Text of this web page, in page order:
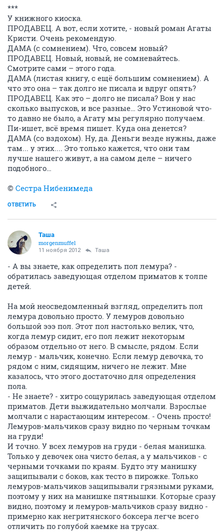
***
У книжного киоска.
ПРОДАВЕЦ. А вот, если хотите, - новый роман Агаты
Кристи. Очень рекомендую.
ДАМА (с сомнением). Что, совсем новый?
ПРОДАВЕЦ. Новый, новый, не сомневайтесь.
Смотрите сами – этого года.
ДАМА (листая книгу, с ещё большим сомнением). А
что это она – так долго не писала и вдруг опять?
ПРОДАВЕЦ. Как это – долго не писала? Вон у нас
сколько выпусков, и все разные… Это Устиновой что-
то давно не было, а Агату мы регулярно получаем.
Пи-ишет, всё время пишет. Куда она денется?
ДАМА (со вздохом). Ну, да. Деньги везде нужны, даже
там... у этих.... Это только кажется, что они там
лучше нашего живут, а на самом деле – ничего
подобного…
© Сестра Нибенимеда
ОТВЕТИТЬ
Таша
morgenmuffel
11 ноября 2012 Таша
- А вы знаете, как определить пол лемура? -
обратилась заведующая отделом приматов к толпе
детей.
На мой неосведомленный взгляд, определить пол
лемура довольно просто. У лемуров довольно
большой эээ пол. Этот пол настолько велик, что,
когда лемур сидит, его пол лежит некоторым
образом отдельно от него. В смысле, рядом. Если
лемур - мальчик, конечно. Если лемур девочка, то
рядом с ним, сидящим, ничего не лежит. Мне
казалось, что этого достаточно для определения
пола.
- Не знаете? - хитро сощурилась заведующая отделом
приматов. Дети выжидательно молчали. Взрослые
молчали с нарастающим интересом. - Очень просто!
Лемуров-мальчиков сразу видно по черным точкам
на груди!
И точно. У всех лемуров на груди - белая манишка.
Только у девочек она чисто белая, а у мальчиков - с
черными точками по краям. Будто эту манишку
защипывали с боков, как тесто в пирожке. Только
лемуров-мальчиков защипывали грязными руками,
поэтому у них на манишке пятнышки. Которые сразу
видно, поэтому и лемуров-мальчиков сразу видно -
примерно как негритянского боксера легче всего
отличить по голубой каемке на трусах.